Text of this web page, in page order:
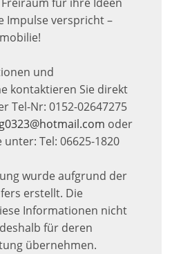
Impulse verspricht –
und
kontaktieren Sie direkt
Tel-Nr: 0152-02647275
oder
Tel: 06625-1820
wurde aufgrund der
erstellt. Die
Informationen nicht
für deren
übernehmen.